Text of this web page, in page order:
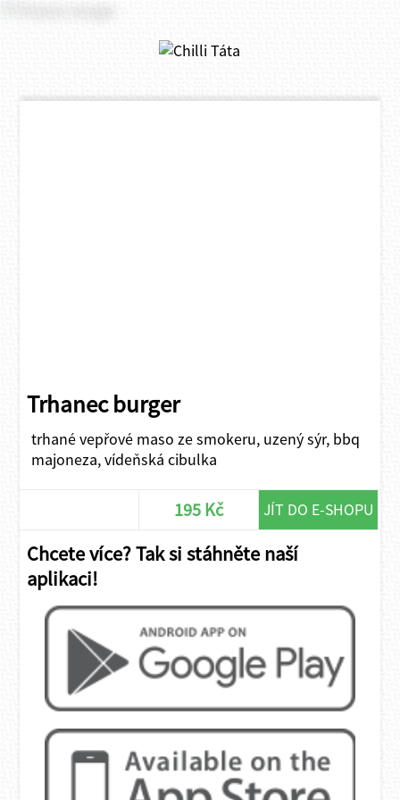
Trhanec burger
trhané vepřové maso ze smokeru, uzený sýr, bbq
majoneza, vídeňská cibulka
195 Kč JÍT DO E-SHOPU
Chcete více? Tak si stáhněte naší
aplikaci!